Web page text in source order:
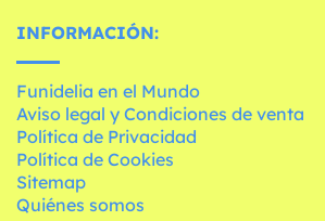
INFORMACIÓN:
Funidelia en el Mundo
Aviso legal y Condiciones de venta
Política de Privacidad
Política de Cookies
Sitemap
Quiénes somos